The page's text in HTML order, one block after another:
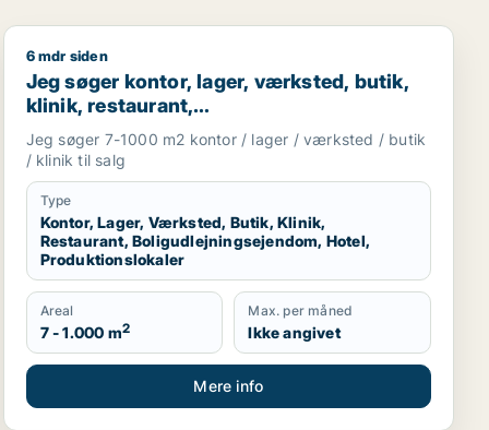
showroom, erhvervsgrund,
Jeg søger kontor, lager, værksted, butik, klinik,
6 mdr siden
Jeg søger kontor, lager, værksted, butik,
klinik, restaurant,
boligudlejningsejendom, hotel eller
produktionslokaler til salg i Vordingborg,
Guldborgsund eller Lolland
Jeg søger 7-1000 m2 kontor / lager / værksted / butik
/ klinik til salg
Type
Kontor, Lager, Værksted, Butik, Klinik,
Restaurant, Boligudlejningsejendom, Hotel,
Produktionslokaler
Areal
7 - 1.000 m2
Max. per måned
Ikke angivet
Mere info